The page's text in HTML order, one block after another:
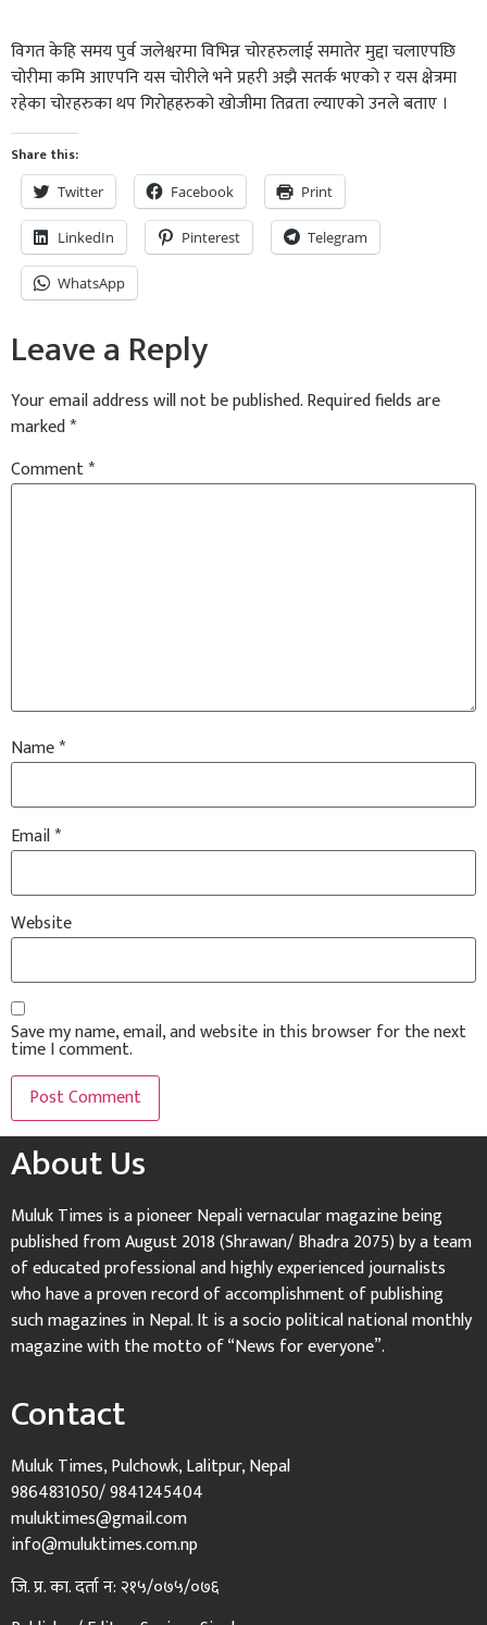
विगत केहि समय पुर्व जलेश्वरमा विभिन्न चोरहरुलाई समातेर मुद्दा चलाएपछि
चोरीमा कमि आएपनि यस चोरीले भने प्रहरी अझै सतर्क भएको र यस क्षेत्रमा
रहेका चोरहरुका थप गिरोहहरुको खोजीमा तिव्रता ल्याएको उनले बताए ।
Share this:
Twitter Facebook Print
LinkedIn Pinterest Telegram
WhatsApp
Leave a Reply
Your email address will not be published.Required fields are
marked*
Comment*
Name*
Email*
Website
Save my name, email, and website in this browser for the next
time I comment.
About Us
Muluk Times is a pioneer Nepali vernacular magazine being
published from August 2018 (Shrawan/ Bhadra 2075) by a team
of educated professional and highly experienced journalists
who have a proven record of accomplishment of publishing
such magazines in Nepal. It is a socio political national monthly
magazine with the motto of “News for everyone”.
Contact
Muluk Times, Pulchowk, Lalitpur, Nepal
9864831050/ 9841245404
muluktimes@gmail.com
info@muluktimes.com.np
जि. प्र. का. दर्ता न: २१५/०७५/०७६